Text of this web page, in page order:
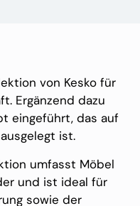
von Kesko für
Ergänzend dazu
eingeführt, das auf
ist.
umfasst Möbel
und ist ideal für
sowie der